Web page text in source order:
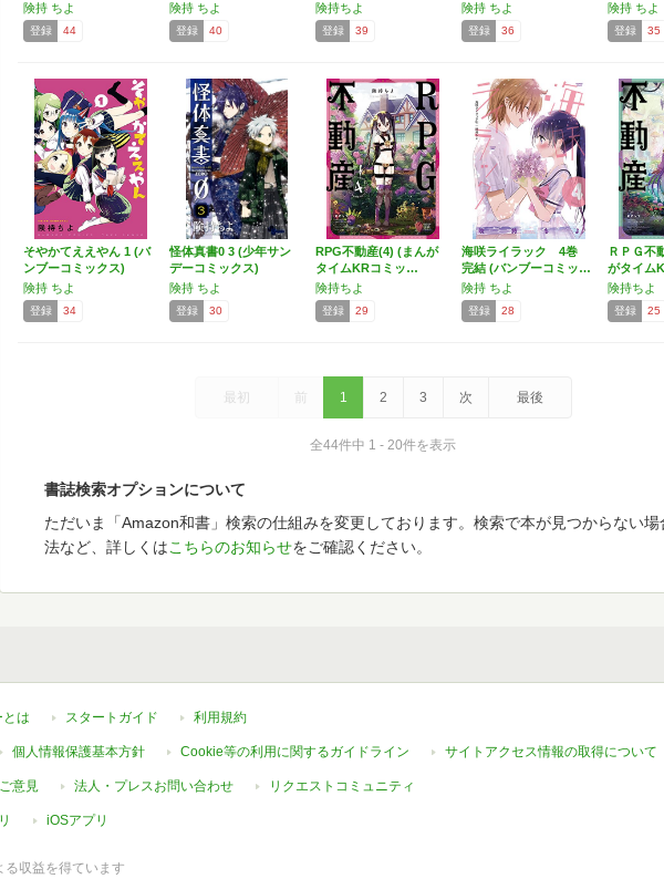
険持 ちよ
登録 44
険持 ちよ
登録 40
険持ちよ
登録 39
険持 ちよ
登録 36
険持 ちよ
登録 35
そやかてええやん 1 (バ
ンブーコミックス)
険持 ちよ
登録 34
怪体真書0 3 (少年サン
デーコミックス)
険持 ちよ
登録 30
RPG不動産(4) (まんが
タイムKRコミッ…
険持ちよ
登録 29
海咲ライラック 4巻
完結 (バンブーコミッ…
険持 ちよ
登録 28
ＲＰＧ
がタイム
険持ちよ
登録 25
最初 前 1 2 3 次 最後
全44件中 1 - 20件を表示
書誌検索オプションについて
ただいま「Amazon和書」検索の仕組みを変更しております。検索で本が見つからない場
法など、詳しくはこちらのお知らせをご確認ください。
は スタートガイド 利用規約
個人情報保護基本方針 Cookie等の利用に関するガイドライン サイトアクセス情報の取得について
ご意見 法人・プレスお問い合わせ リクエストコミュニティ
iOSアプリ
収益を得ています